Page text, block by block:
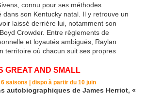
connu pour ses méthodes
dans son Kentucky natal. Il y retrouve un
laissé derrière lui, notamment son
Crowder. Entre règlements de
et loyautés ambiguës, Raylan
territoire où chacun suit ses propres
GREAT AND SMALL
saisons | dispo à partir du 10 juin
autobiographiques de James Herriot, «